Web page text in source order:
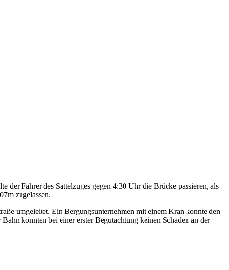
Fahrer des Sattelzuges gegen 4:30 Uhr die Brücke passieren, als
zugelassen.
umgeleitet. Ein Bergungsunternehmen mit einem Kran konnte den
konnten bei einer erster Begutachtung keinen Schaden an der